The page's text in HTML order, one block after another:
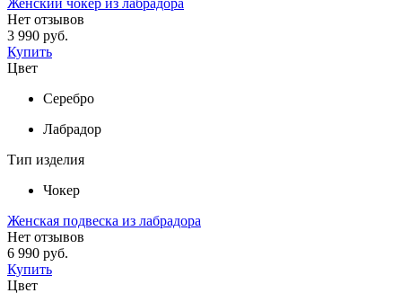
Нет отзывов
3 990 руб.
Купить
Цвет
Серебро
Лабрадор
Тип изделия
Чокер
Женская подвеска из лабрадора
Нет отзывов
6 990 руб.
Купить
Цвет